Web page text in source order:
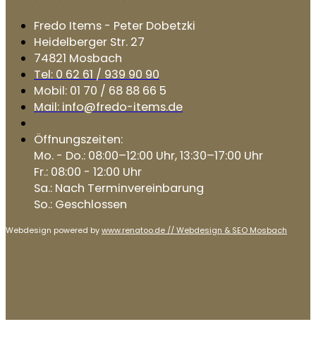
Fredo Items - Peter Dobetzki
Heidelberger Str. 27
74821 Mosbach
Tel: 0 62 61 / 939 90 90
Mobil: 01 70 / 68 88 66 5
Mail: info@fredo-items.de
Öffnungszeiten:
Mo. - Do.: 08:00–12:00 Uhr, 13:30–17:00 Uhr
Fr.: 08:00 - 12:00 Uhr
Sa.: Nach Terminvereinbarung
So.: Geschlossen
Webdesign powered bywww.renatoo.de // Webdesign & SEO Mosbach